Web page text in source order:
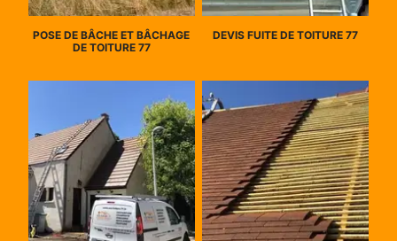
POSE DE BÂCHE ET BÂCHAGE
DE TOITURE 77
DEVIS FUITE DE TOITURE 77